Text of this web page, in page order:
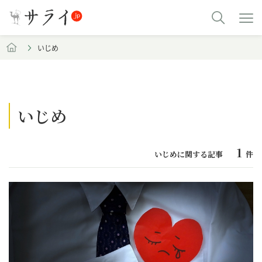
いじめ
いじめ
いじめに関する記事 1 件